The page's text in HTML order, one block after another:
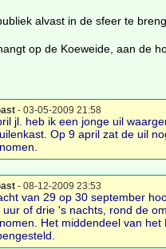
alvast in de sfeer te
op de Koeweide, aan de
- 03-05-2009 21:58
jl. heb ik een jonge uil
Op 9 april zat de uil
- 08-12-2009 23:53
van 29 op 30 september
uur of drie 's nachts, rond de
Het middendeel van